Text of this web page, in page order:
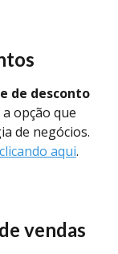
de desconto
opção que
de negócios.
clicando aqui.
vendas